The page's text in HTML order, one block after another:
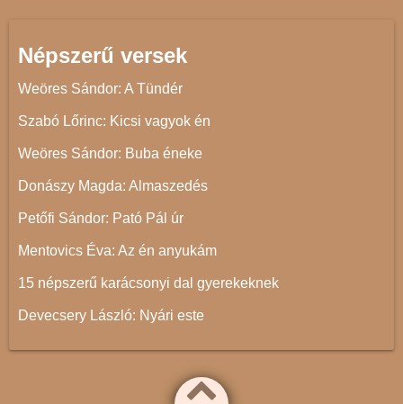
Népszerű versek
Weöres Sándor: A Tündér
Szabó Lőrinc: Kicsi vagyok én
Weöres Sándor: Buba éneke
Donászy Magda: Almaszedés
Petőfi Sándor: Pató Pál úr
Mentovics Éva: Az én anyukám
15 népszerű karácsonyi dal gyerekeknek
Devecsery László: Nyári este